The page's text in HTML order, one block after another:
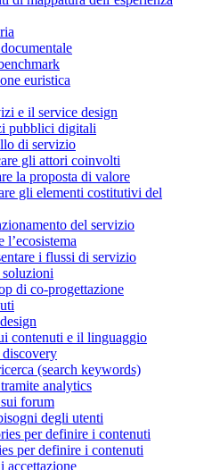
euristica
e il service design
pubblici digitali
di servizio
gli attori coinvolti
la proposta di valore
gli elementi costitutivi del
del servizio
l’ecosistema
i flussi di servizio
soluzioni
di co-progettazione
contenuti e il linguaggio
(search keywords)
analytics
forum
degli utenti
per definire i contenuti
per definire i contenuti
accettazione